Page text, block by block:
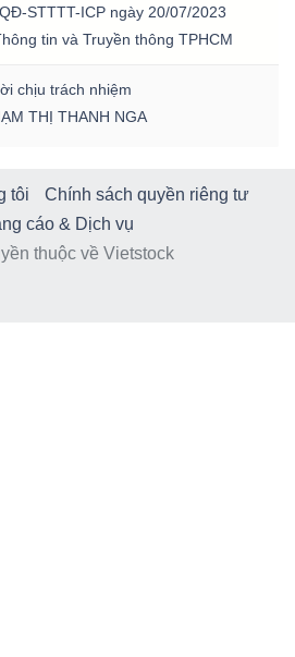
STTTT-ICP ngày 20/07/2023
tin và Truyền thông TPHCM
chịu trách nhiệm
THỊ THANH NGA
tôi
Chính sách quyền riêng tư
cáo & Dịch vụ
thuộc về Vietstock